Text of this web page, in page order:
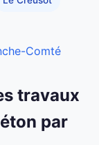
Comté
travaux
par